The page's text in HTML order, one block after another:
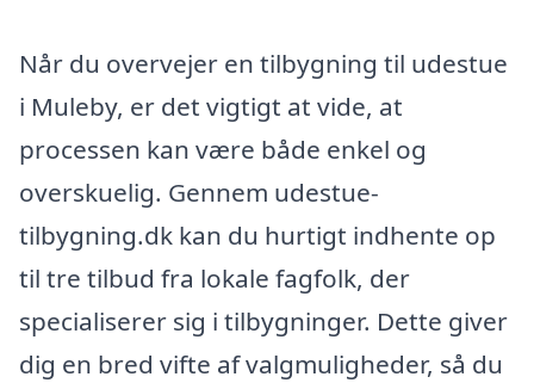
Når du overvejer en tilbygning til udestue
i Muleby, er det vigtigt at vide, at
processen kan være både enkel og
overskuelig. Gennem udestue-
tilbygning.dk kan du hurtigt indhente op
til tre tilbud fra lokale fagfolk, der
specialiserer sig i tilbygninger. Dette giver
dig en bred vifte af valgmuligheder, så du